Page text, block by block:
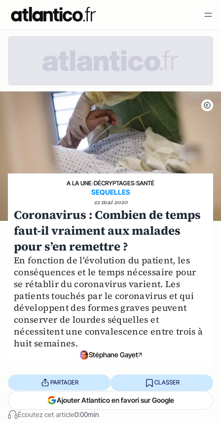
A LA UNE›DÉCRYPTAGES›SANTÉ
SEQUELLES
22 mai 2020
Coronavirus : Combien de temps
faut-il vraiment aux malades
pour s’en remettre ?
En fonction de l'évolution du patient, les
conséquences et le temps nécessaire pour
se rétablir du coronavirus varient. Les
patients touchés par le coronavirus et qui
développent des formes graves peuvent
conserver de lourdes séquelles et
nécessitent une convalescence entre trois à
huit semaines.
Stéphane Gayet
Écoutez cet article0:00min
PARTAGER CLASSER
Ajouter Atlantico en favori sur Google